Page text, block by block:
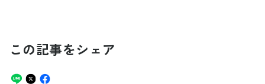
この記事をシェア